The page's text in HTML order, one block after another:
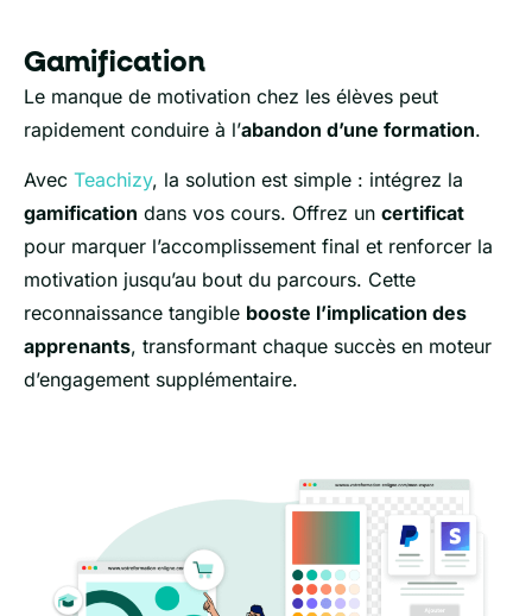
Gamification
Le manque de motivation chez les élèves peut
rapidement conduire à l’abandon d’une formation.
Avec Teachizy, la solution est simple : intégrez la
gamification dans vos cours. Offrez un certificat
pour marquer l’accomplissement final et renforcer la
motivation jusqu’au bout du parcours. Cette
reconnaissance tangible booste l’implication des
apprenants, transformant chaque succès en moteur
d’engagement supplémentaire.